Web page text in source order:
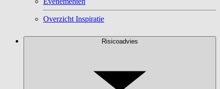
Overzicht Inspiratie
Risicoadvies